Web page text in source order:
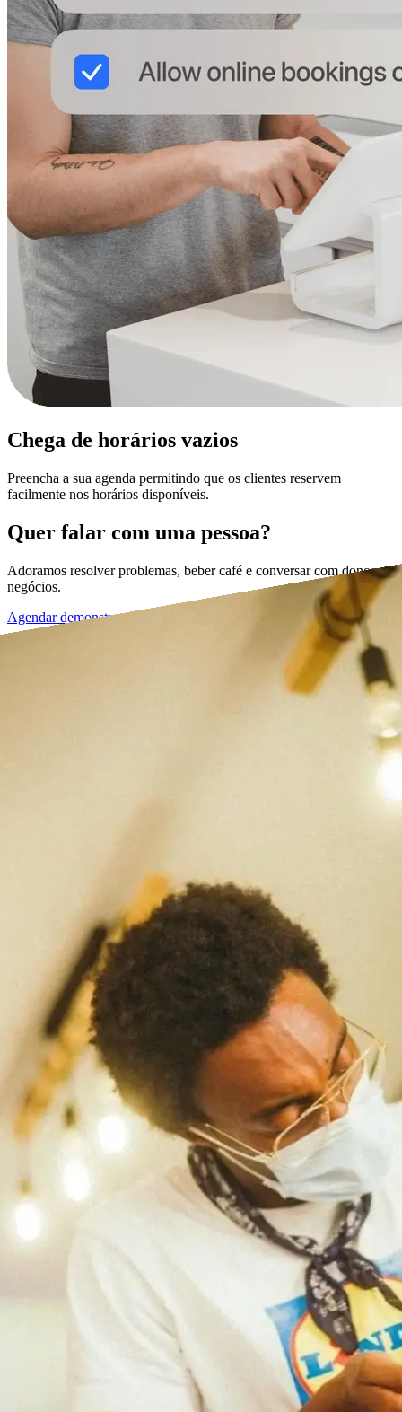
Chega de horários vazios
Preencha a sua agenda permitindo que os clientes reservem
facilmente nos horários disponíveis.
Quer falar com uma pessoa?
Adoramos resolver problemas, beber café e conversar com donos de
negócios.
Agendar demonstração →